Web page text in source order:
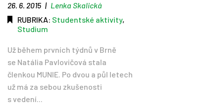
26. 6. 2015 | Lenka Skalická
RUBRIKA: Studentské aktivity,
Studium
Už během prvních týdnů v Brně
se Natália Pavlovičová stala
členkou MUNIE. Po dvou a půl letech
už má za sebou zkušenosti
s vedení...